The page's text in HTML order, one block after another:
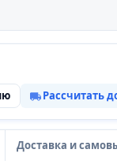
Рассчитать
Доставка и